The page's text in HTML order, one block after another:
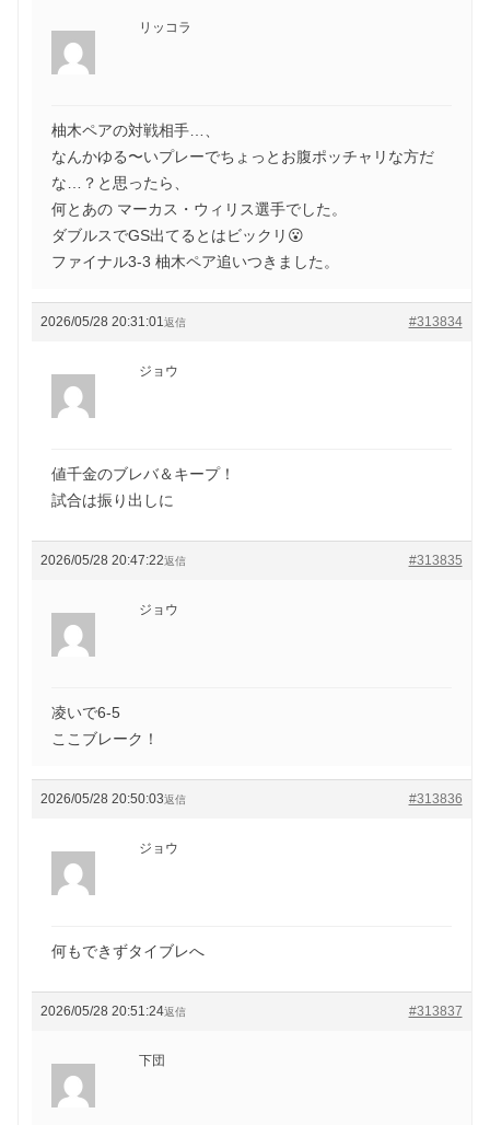
リッコラ
柚木ペアの対戦相手…、
なんかゆる〜いプレーでちょっとお腹ポッチャリな方だ
な…？と思ったら、
何とあの マーカス・ウィリス選手でした。
ダブルスでGS出てるとはビックリ😮
ファイナル3-3 柚木ペア追いつきました。
2026/05/28 20:31:01 #313834
返信
ジョウ
値千金のブレバ＆キープ！
試合は振り出しに
2026/05/28 20:47:22 #313835
返信
ジョウ
凌いで6-5
ここブレーク！
2026/05/28 20:50:03 #313836
返信
ジョウ
何もできずタイブレへ
2026/05/28 20:51:24 #313837
返信
下団